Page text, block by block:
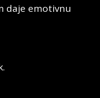
daje emotivnu